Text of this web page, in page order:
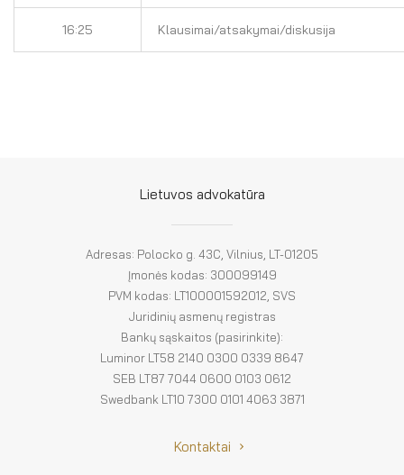
16:25 Klausimai/atsakymai/diskusija
Lietuvos advokatūra
Adresas: Polocko g. 43C, Vilnius, LT-01205
Įmonės kodas: 300099149
PVM kodas: LT100001592012, SVS
Juridinių asmenų registras
Bankų sąskaitos (pasirinkite):
Luminor LT58 2140 0300 0339 8647
SEB LT87 7044 0600 0103 0612
Swedbank LT10 7300 0101 4063 3871
Kontaktai